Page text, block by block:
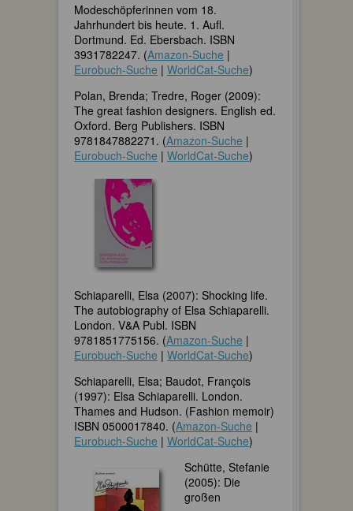
Modeschöpferinnen vom 18.
Jahrhundert bis heute. 1. Aufl.
Dortmund. Ed. Ebersbach. ISBN
3931782247. (Amazon-Suche |
Eurobuch-Suche | WorldCat-Suche)
Polan, Brenda; Tredre, Roger (2009):
The great fashion designers. English ed.
Oxford. Berg Publishers. ISBN
9781847882271. (Amazon-Suche |
Eurobuch-Suche | WorldCat-Suche)
Schiaparelli, Elsa (2007): Shocking life.
The autobiography of Elsa Schiaparelli.
London. V&A Publ. ISBN
9781851775156. (Amazon-Suche |
Eurobuch-Suche | WorldCat-Suche)
Schiaparelli, Elsa; Baudot, François
(1997): Elsa Schiaparelli. London.
Thames and Hudson. (Fashion memoir)
ISBN 0500017840. (Amazon-Suche |
Eurobuch-Suche | WorldCat-Suche)
Schütte, Stefanie
(2005): Die
großen